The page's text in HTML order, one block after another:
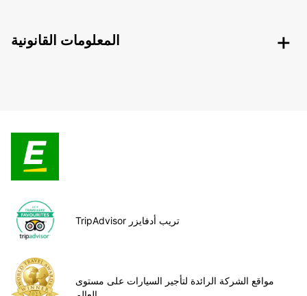
المعلومات القانونية
TripAdvisor تريب أدفايزر
مواقع الشركة الرائدة لتأجير السيارات على مستوى